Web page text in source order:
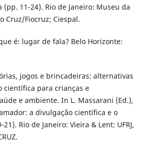
11-24). Rio de Janeiro: Museu da
Cruz/Fiocruz; Ciespal.
é: lugar de fala? Belo Horizonte:
jogos e brincadeiras: alternativas
científica para crianças e
e ambiente. In L. Massarani (Ed.),
a divulgação científica e o
Rio de Janeiro: Vieira & Lent: UFRJ,